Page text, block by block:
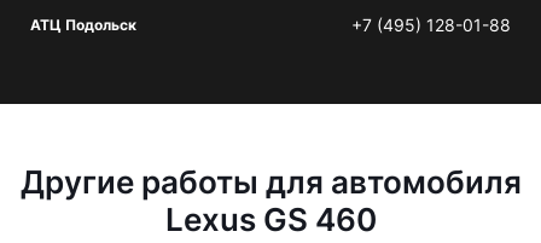
АТЦ Подольск +7 (495) 128-01-88
Другие работы для автомобиля
Lexus GS 460